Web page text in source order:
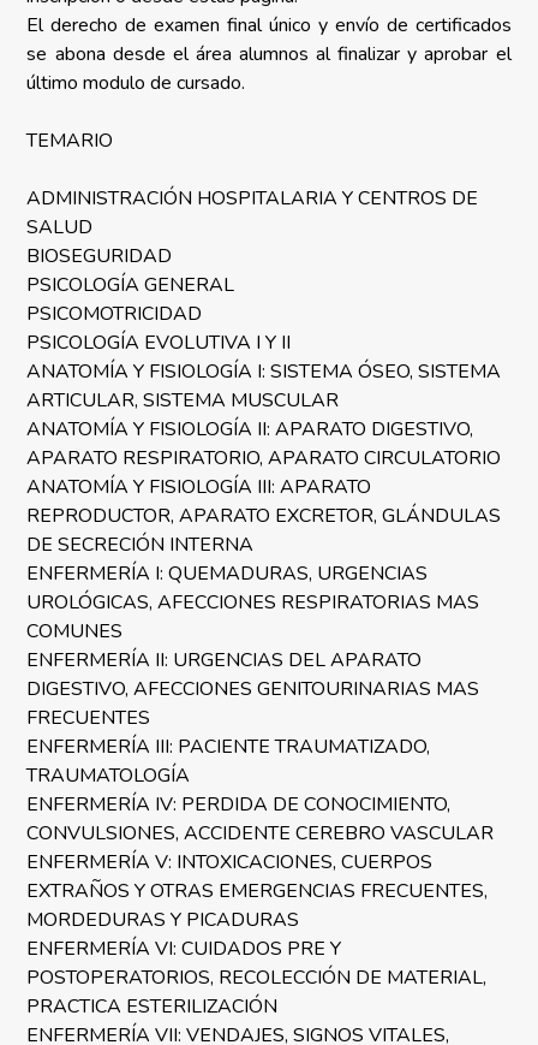
El derecho de examen final único y envío de certificados
se abona desde el área alumnos al finalizar y aprobar el
último modulo de cursado.
TEMARIO
ADMINISTRACIÓN HOSPITALARIA Y CENTROS DE
SALUD
BIOSEGURIDAD
PSICOLOGÍA GENERAL
PSICOMOTRICIDAD
PSICOLOGÍA EVOLUTIVA I Y II
ANATOMÍA Y FISIOLOGÍA I: SISTEMA ÓSEO, SISTEMA
ARTICULAR, SISTEMA MUSCULAR
ANATOMÍA Y FISIOLOGÍA II: APARATO DIGESTIVO,
APARATO RESPIRATORIO, APARATO CIRCULATORIO
ANATOMÍA Y FISIOLOGÍA III: APARATO
REPRODUCTOR, APARATO EXCRETOR, GLÁNDULAS
DE SECRECIÓN INTERNA
ENFERMERÍA I: QUEMADURAS, URGENCIAS
UROLÓGICAS, AFECCIONES RESPIRATORIAS MAS
COMUNES
ENFERMERÍA II: URGENCIAS DEL APARATO
DIGESTIVO, AFECCIONES GENITOURINARIAS MAS
FRECUENTES
ENFERMERÍA III: PACIENTE TRAUMATIZADO,
TRAUMATOLOGÍA
ENFERMERÍA IV: PERDIDA DE CONOCIMIENTO,
CONVULSIONES, ACCIDENTE CEREBRO VASCULAR
ENFERMERÍA V: INTOXICACIONES, CUERPOS
EXTRAÑOS Y OTRAS EMERGENCIAS FRECUENTES,
MORDEDURAS Y PICADURAS
ENFERMERÍA VI: CUIDADOS PRE Y
POSTOPERATORIOS, RECOLECCIÓN DE MATERIAL,
PRACTICA ESTERILIZACIÓN
ENFERMERÍA VII: VENDAJES, SIGNOS VITALES,